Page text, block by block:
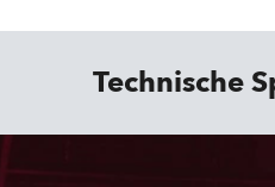
Technische